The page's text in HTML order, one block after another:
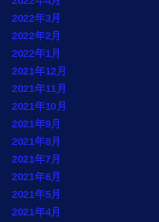
2022年3月
2022年2月
2022年1月
2021年12月
2021年11月
2021年10月
2021年9月
2021年8月
2021年7月
2021年6月
2021年5月
2021年4月